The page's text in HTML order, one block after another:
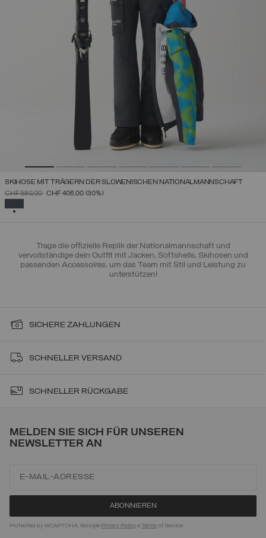
SKIHOSE MIT TRÄGERN DER SLOWENISCHEN NATIONALMANNSCHAFT
PREIS REDUZIERT VON
CHF 580,00AUF
CHF 406,00 (30%)
Trage die offizielle Replik der Nationalmannschaft und
vervollständige dein Outfit mit Jacken, Softshells, Skihosen und
passenden Accessoires, um das Team mit Stil und Leistung zu
unterstützen!
SICHERE ZAHLUNGEN
SCHNELLER VERSAND
SCHNELLER RÜCKGABE
MELDEN SIE SICH FÜR UNSEREN
NEWSLETTER AN
Protected by reCAPTCHA, Google Privacy Policy eTerms of Service.